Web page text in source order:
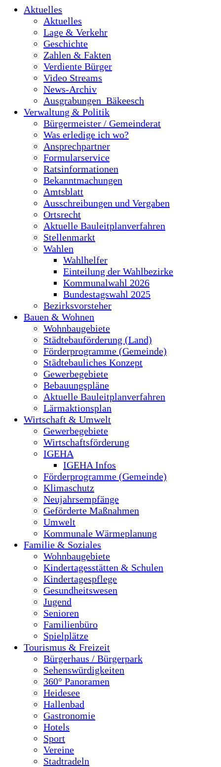
Aktuelles
Aktuelles
Lage & Verkehr
Geschichte
Zahlen & Fakten
Verdiente Bürger
Video Streams
News-Archiv
Ausgrabungen_Bäkeesch
Verwaltung & Politik
Bürgermeister / Gemeinderat
Was erledige ich wo?
Ansprechpartner
Formularservice
Ratsinformationen
Bekanntmachungen
Amtsblatt
Ausschreibungen und Vergaben
Ortsrecht
Aktuelle Bauleitplanverfahren
Stellenmarkt
Wahlen
Wahlhelfer
Einteilung der Wahlbezirke
Kommunalwahl 2026
Bundestagswahl 2025
Bezirksvorsteher
Bauen & Wohnen
Wohnbaugebiete
Städtebauförderung (Land)
Förderprogramme (Gemeinde)
Städtebauliches Konzept
Gewerbegebiete
Bebauungspläne
Aktuelle Bauleitplanverfahren
Lärmaktionsplan
Wirtschaft & Umwelt
Gewerbegebiete
Wirtschaftsförderung
IGEHA
IGEHA Infos
Förderprogramme (Gemeinde)
Klimaschutz
Neujahrsempfänge
Geförderte Maßnahmen
Umwelt
Kommunale Wärmeplanung
Familie & Soziales
Wohnbaugebiete
Kindertagesstätten & Schulen
Kindertagespflege
Gesundheitswesen
Jugend
Senioren
Familienbüro
Spielplätze
Tourismus & Freizeit
Bürgerhaus / Bürgerpark
Sehenswürdigkeiten
360° Panoramen
Heidesee
Hallenbad
Gastronomie
Hotels
Sport
Vereine
Stadtradeln